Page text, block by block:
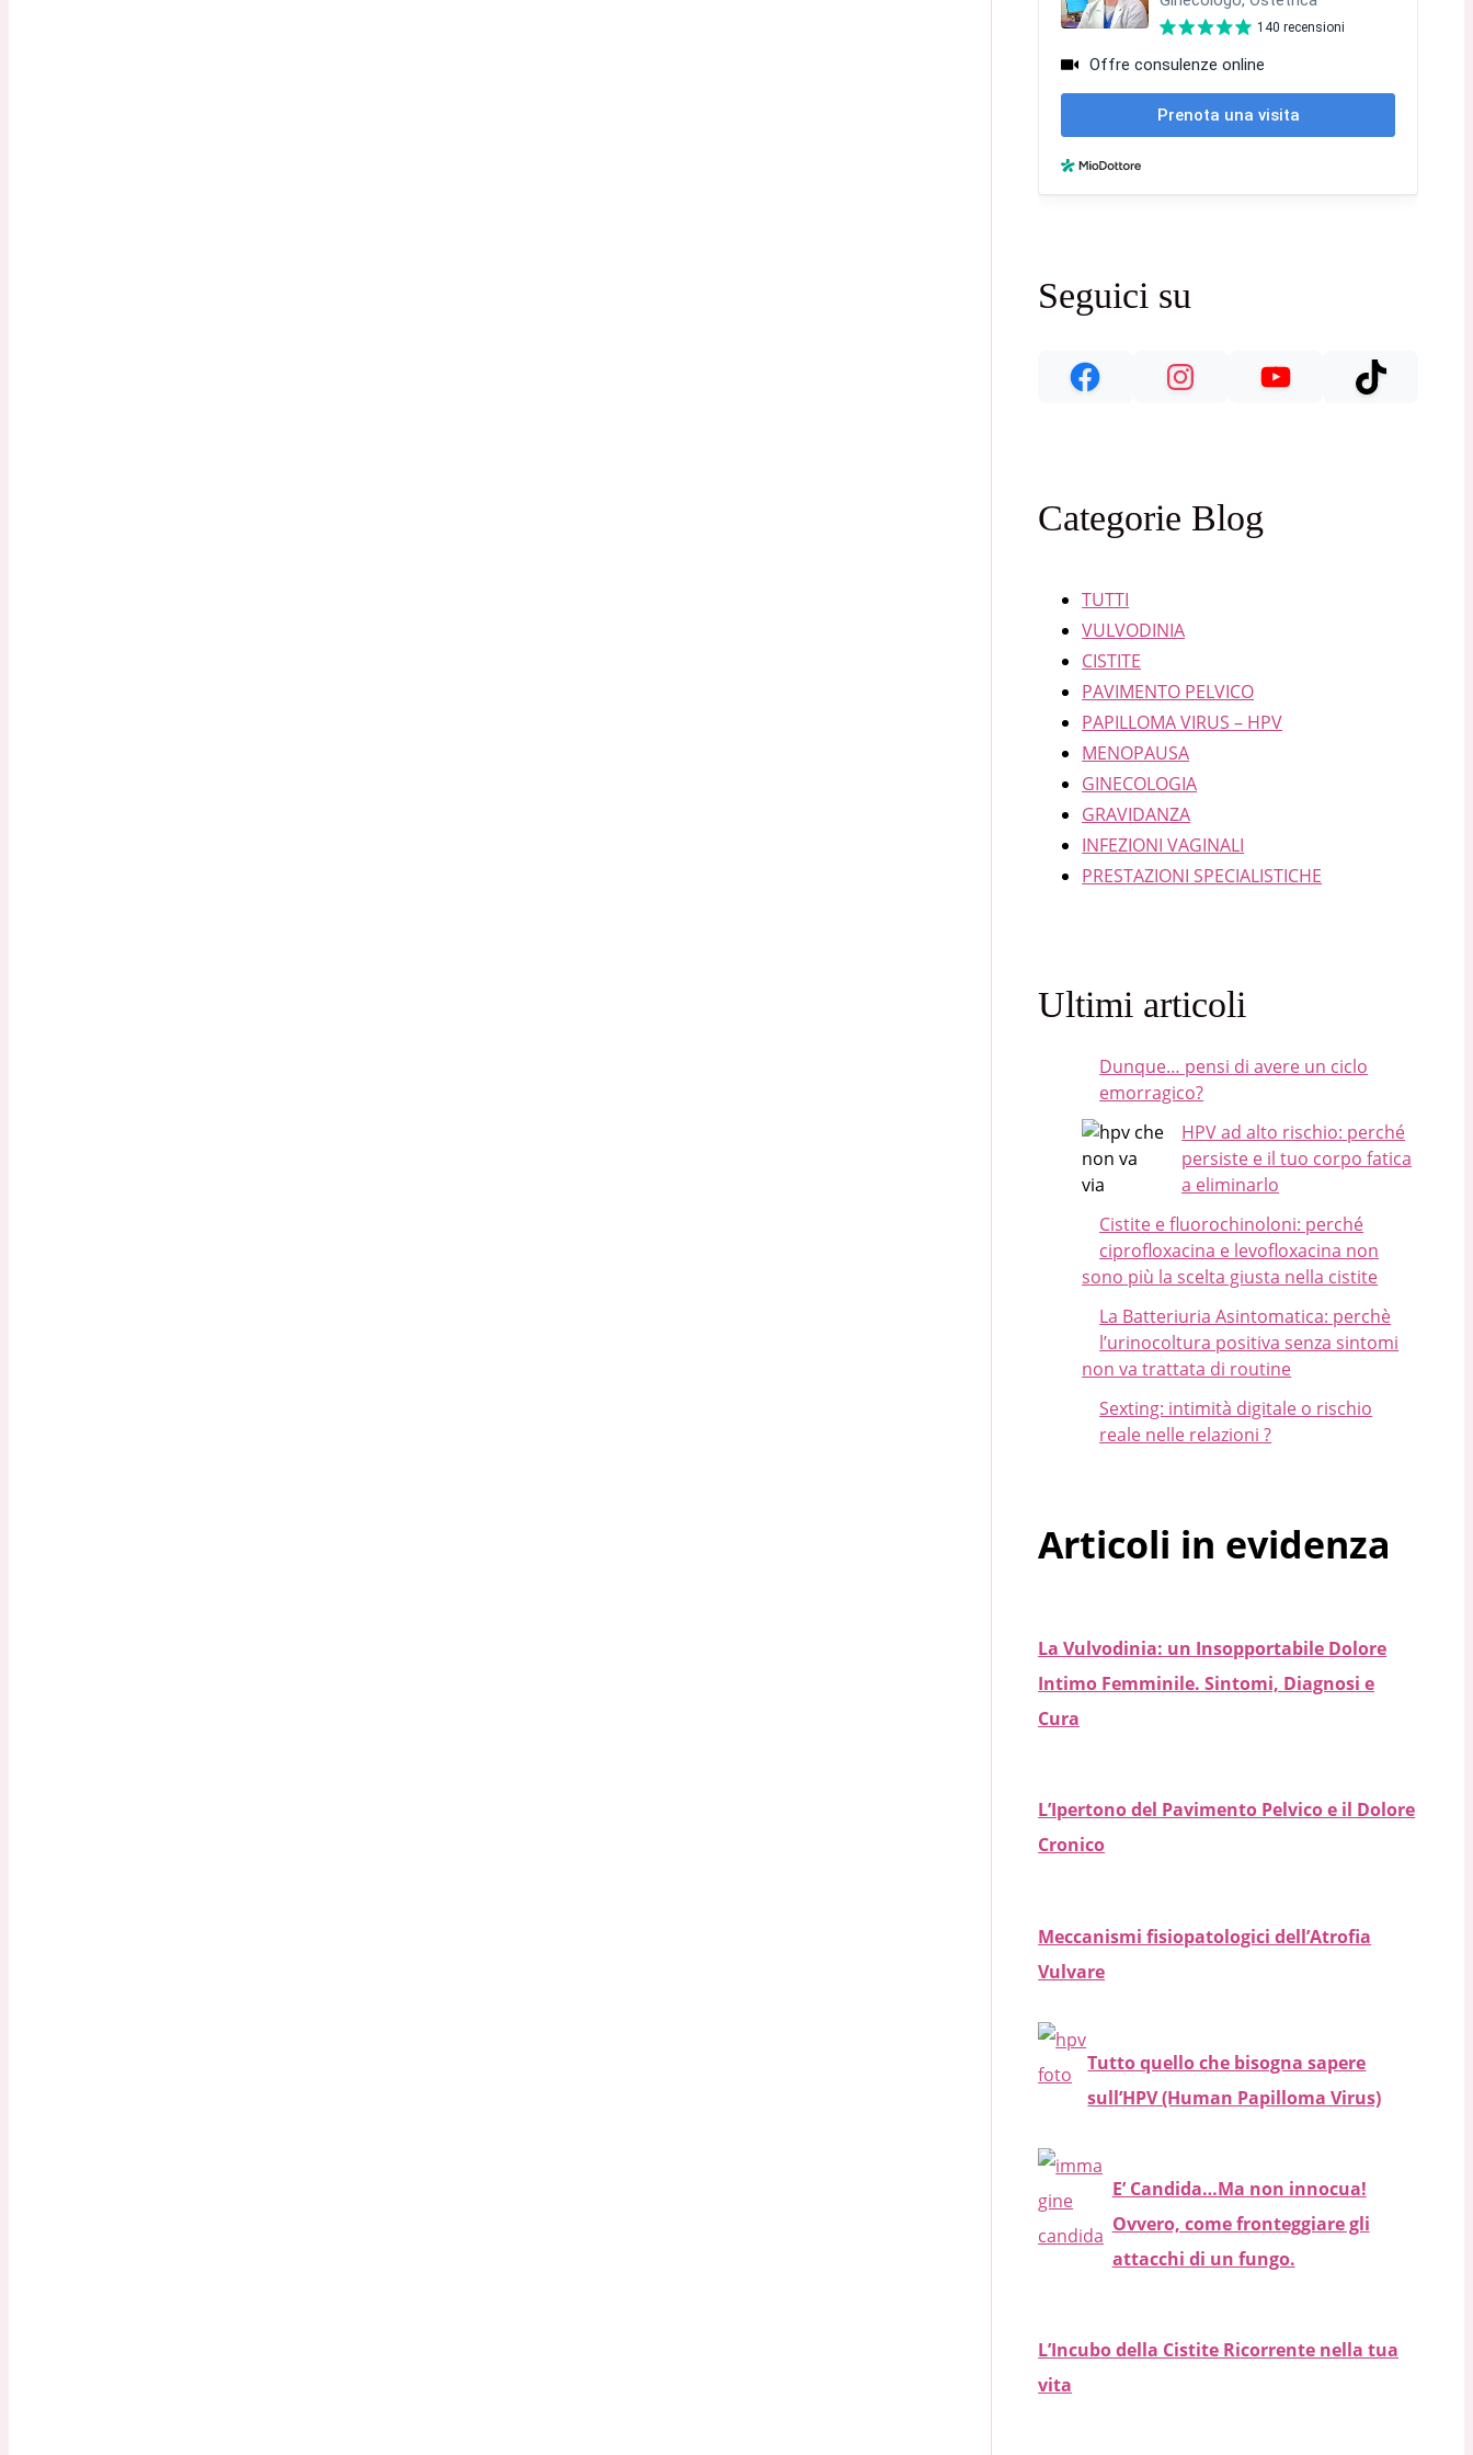
Seguici su
Categorie Blog
TUTTI
VULVODINIA
CISTITE
PAVIMENTO PELVICO
PAPILLOMA VIRUS – HPV
MENOPAUSA
GINECOLOGIA
GRAVIDANZA
INFEZIONI VAGINALI
PRESTAZIONI SPECIALISTICHE
Ultimi articoli
Dunque… pensi di avere un ciclo
emorragico?
HPV ad alto rischio: perché
persiste e il tuo corpo fatica
a eliminarlo
Cistite e fluorochinoloni: perché
ciprofloxacina e levofloxacina non
sono più la scelta giusta nella cistite
La Batteriuria Asintomatica: perchè
l’urinocoltura positiva senza sintomi
non va trattata di routine
Sexting: intimità digitale o rischio
reale nelle relazioni ?
Articoli in evidenza
La Vulvodinia: un Insopportabile Dolore
Intimo Femminile. Sintomi, Diagnosi e
Cura
L’Ipertono del Pavimento Pelvico e il Dolore
Cronico
Meccanismi fisiopatologici dell’Atrofia
Vulvare
Tutto quello che bisogna sapere
sull’HPV (Human Papilloma Virus)
E’ Candida…Ma non innocua!
Ovvero, come fronteggiare gli
attacchi di un fungo.
L’Incubo della Cistite Ricorrente nella tua
vita